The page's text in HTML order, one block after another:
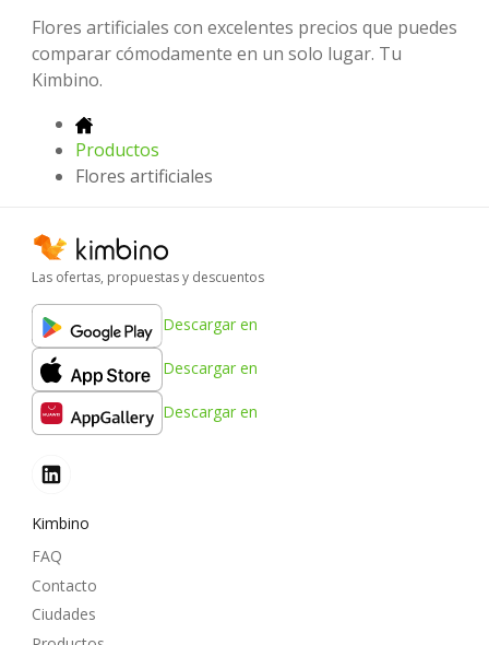
Flores artificiales con excelentes precios que puedes
comparar cómodamente en un solo lugar. Tu
Kimbino.
Productos
Flores artificiales
Las ofertas, propuestas y descuentos
Descargar en
Descargar en
Descargar en
Kimbino
FAQ
Contacto
Ciudades